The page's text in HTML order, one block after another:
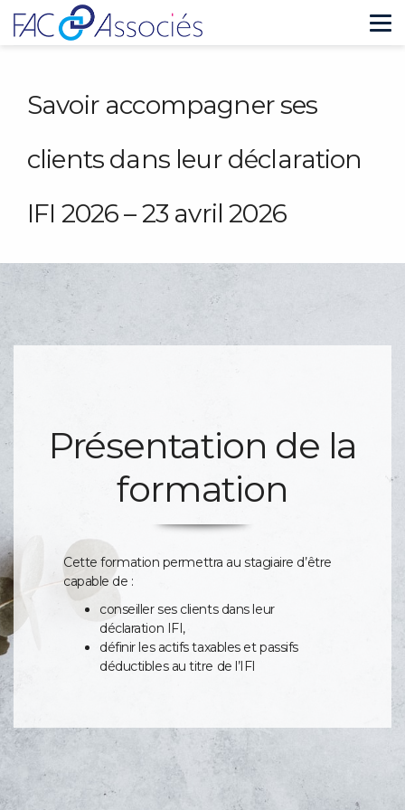
Savoir accompagner ses
clients dans leur déclaration
IFI 2026 – 23 avril 2026
Présentation de la
formation
Cette formation permettra au stagiaire d’être
capable de :
conseiller ses clients dans leur
déclaration IFI,
définir les actifs taxables et passifs
déductibles au titre de l’IFI